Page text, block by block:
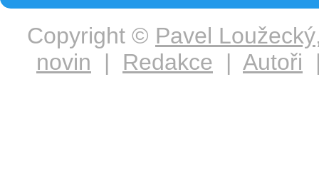
Copyright © Pavel Loužecký
novin | Redakce | Autoři